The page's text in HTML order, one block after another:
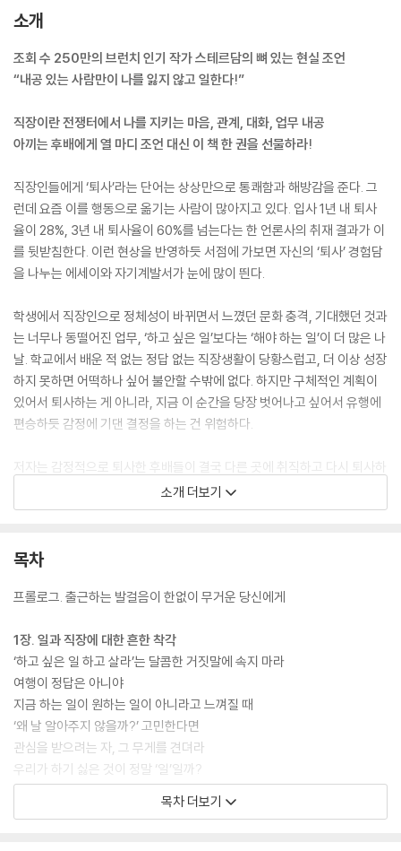
소개
조회 수 250만의 브런치 인기 작가 스테르담의 뼈 있는 현실 조언
“내공 있는 사람만이 나를 잃지 않고 일한다!”
직장이란 전쟁터에서 나를 지키는 마음, 관계, 대화, 업무 내공
아끼는 후배에게 열 마디 조언 대신 이 책 한 권을 선물하라!
직장인들에게 ‘퇴사’라는 단어는 상상만으로 통쾌함과 해방감을 준다. 그
런데 요즘 이를 행동으로 옮기는 사람이 많아지고 있다. 입사 1년 내 퇴사
율이 28%, 3년 내 퇴사율이 60%를 넘는다는 한 언론사의 취재 결과가 이
를 뒷받침한다. 이런 현상을 반영하듯 서점에 가보면 자신의 ‘퇴사’ 경험담
을 나누는 에세이와 자기계발서가 눈에 많이 띈다.
학생에서 직장인으로 정체성이 바뀌면서 느꼈던 문화 충격, 기대했던 것과
는 너무나 동떨어진 업무, ‘하고 싶은 일’보다는 ‘해야 하는 일’이 더 많은 나
날. 학교에서 배운 적 없는 정답 없는 직장생활이 당황스럽고, 더 이상 성장
하지 못하면 어떡하나 싶어 불안할 수밖에 없다. 하지만 구체적인 계획이
있어서 퇴사하는 게 아니라, 지금 이 순간을 당장 벗어나고 싶어서 유행에
편승하듯 감정에 기댄 결정을 하는 건 위험하다.
저자는 감정적으로 퇴사한 후배들이 결국 다른 곳에 취직하고 다시 퇴사하
는 모습을 지켜보면서 그들이 좀 더 나은 선택을 했으면 하는 안타까움에
후배에게 멘토링 하는 심정으로 글을 쓰기 시작했고, 사람들은 그의 현실
정에서 ‘하고 싶은 일’을 발견하거나, 회사에 이용당한다는 억울함에 빠져
편이 더 실속 있다고 말한다. 이 책을 통해 직장과 일에 대해 한번 객관적으
성장하며 일하는 법을 배울 수 있을 것이다.
소개 더보기
목차
프롤로그. 출근하는 발걸음이 한없이 무거운 당신에게
1장. 일과 직장에 대한 흔한 착각
‘하고 싶은 일 하고 살라’는 달콤한 거짓말에 속지 마라
여행이 정답은 아니야
지금 하는 일이 원하는 일이 아니라고 느껴질 때
‘왜 날 알아주지 않을까?’ 고민한다면
관심을 받으려는 자, 그 무게를 견뎌라
우리가 하기 싫은 것이 정말 ‘일’일까?
워라밸에 대한 오해
회사를 악용할 것인가, 이용할 것인가, 활용할 것인가
목차 더보기